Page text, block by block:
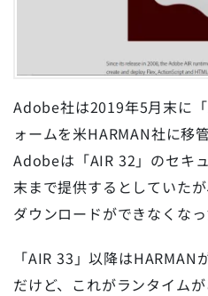
Adobe社は2019年5月末に
ォームを米HARMAN社に移
Adobeは「AIR 32」のセキ
末まで提供するとしていた
ダウンロードができなくなっ
「AIR 33」以降はHARMAN
だけど、これがランタイム